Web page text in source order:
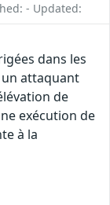
- Updated:
dans les
attaquant
de
exécution de
à la